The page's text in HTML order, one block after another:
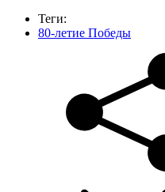
Теги:
80-летие Победы